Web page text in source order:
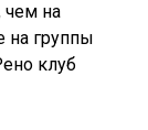
на
на группы
клуб